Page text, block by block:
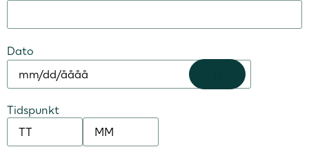
Dato
Tidspunkt